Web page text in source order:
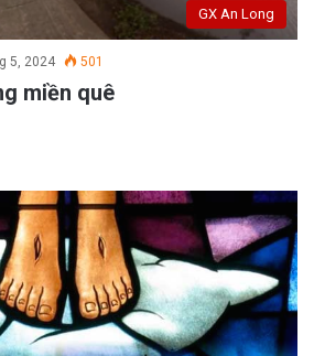
GX An Long
5, 2024 501
miền quê